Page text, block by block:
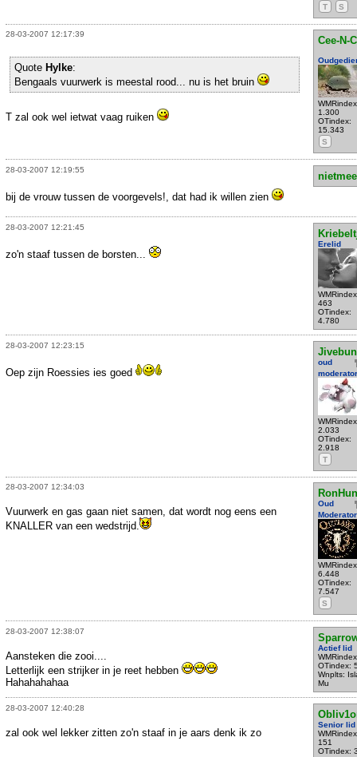
T
S
28-03-2007 12:17:39
Cee-N-
1.300
OTindex:
15.343
S
Quote Hylke:
Bengaals vuurwerk is meestal rood... nu is het bruin
T zal ook wel ietwat vaag ruiken
28-03-2007 12:19:55
bij de vrouw tussen de voorgevels!, dat had ik willen zien
28-03-2007 12:21:45
Erelid
463
OTindex:
4.780
zo'n staaf tussen de borsten...
28-03-2007 12:23:15
oud
moderator
2.033
OTindex:
2.918
T
Oep zijn Roessies ies goed
28-03-2007 12:34:03
Oud
Moderator
6.448
OTindex:
7.547
S
Vuurwerk en gas gaan niet samen, dat wordt nog eens een
KNALLER van een wedstrijd.
28-03-2007 12:38:07
Actief lid
OTindex:
Wnplts:
Mu
Aansteken die zooi....
Letterlijk een strijker in je reet hebben
Hahahahahaa
28-03-2007 12:40:28
Senior lid
151
OTindex:
zal ook wel lekker zitten zo'n staaf in je aars denk ik zo